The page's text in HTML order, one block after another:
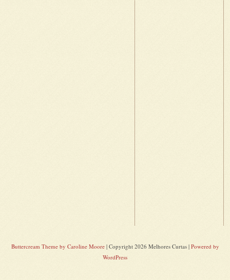
Buttercream Theme by Caroline Moore| Copyright 2026 Melhores Curtas | Powered by
WordPress